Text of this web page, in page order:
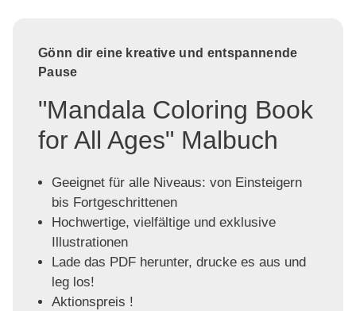
Gönn dir eine kreative und entspannende
Pause
"Mandala Coloring Book
for All Ages" Malbuch
Geeignet für alle Niveaus: von Einsteigern
bis Fortgeschrittenen
Hochwertige, vielfältige und exklusive
Illustrationen
Lade das PDF herunter, drucke es aus und
leg los!
Aktionspreis !